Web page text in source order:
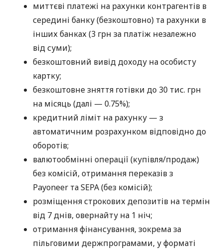
миттєві платежі на рахунки контрагентів в
середині банку (безкоштовно) та рахунки в
інших банках (3 грн за платіж незалежно
від суми);
безкоштовний вивід доходу на особисту
картку;
безкоштовне зняття готівки до 30 тис. грн
на місяць (далі — 0.75%);
кредитний ліміт на рахунку — з
автоматичним розрахунком відповідно до
оборотів;
валютообмінні операції (купівля/продаж)
без комісій, отримання переказів з
Payoneer та SEPA (без комісій);
розміщення строкових депозитів на термін
від 7 днів, овернайту на 1 ніч;
отримання фінансування, зокрема за
пільговими держпрограмами, у форматі